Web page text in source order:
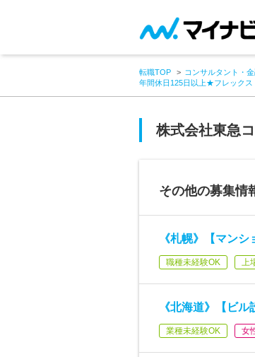
転職TOP コンサルタント・
年間休日125日以上★フレックス
株式会社東急
その他の募集情
《札幌》【マン
職種未経験OK 上
《北海道》【ビ
業種未経験OK 女